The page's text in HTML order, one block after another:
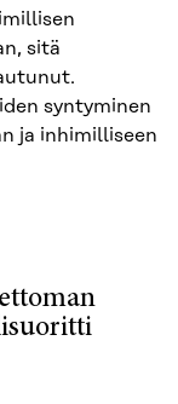
sitä
syntyminen
ja inhimilliseen